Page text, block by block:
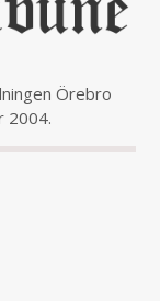
Örebro
2004.